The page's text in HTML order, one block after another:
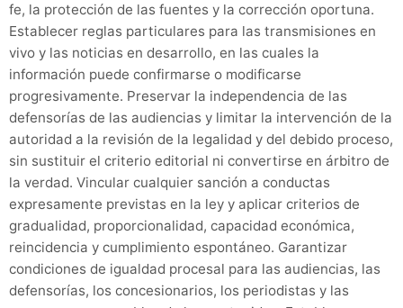
fe, la protección de las fuentes y la corrección oportuna.
Establecer reglas particulares para las transmisiones en
vivo y las noticias en desarrollo, en las cuales la
información puede confirmarse o modificarse
progresivamente. Preservar la independencia de las
defensorías de las audiencias y limitar la intervención de la
autoridad a la revisión de la legalidad y del debido proceso,
sin sustituir el criterio editorial ni convertirse en árbitro de
la verdad. Vincular cualquier sanción a conductas
expresamente previstas en la ley y aplicar criterios de
gradualidad, proporcionalidad, capacidad económica,
reincidencia y cumplimiento espontáneo. Garantizar
condiciones de igualdad procesal para las audiencias, las
defensorías, los concesionarios, los periodistas y las